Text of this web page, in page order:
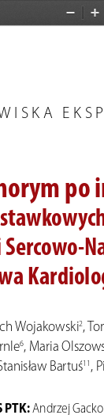
Zoom
Wojakowski2 ,
6, Maria
Stanisław Bartuś11 ,
PTK: Andrzej